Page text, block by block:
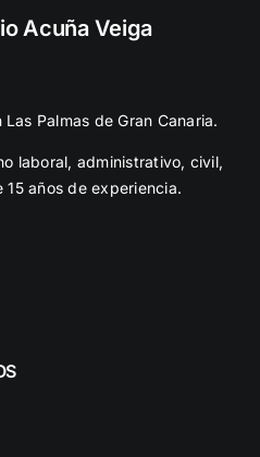
Acuña Veiga
Palmas de Gran Canaria.
laboral, administrativo, civil,
años de experiencia.